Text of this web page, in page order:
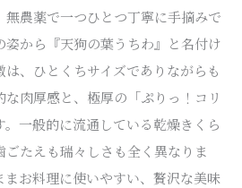
農薬で一つひとつ丁寧に手摘みで
から『天狗の葉うちわ』と名付け
、ひとくちサイズでありながらも
肉厚感と、極厚の「ぷりっ！コリ
。一般的に流通している乾燥きくら
たえも瑞々しさも全く異なりま
お料理に使いやすい、贅沢な美味